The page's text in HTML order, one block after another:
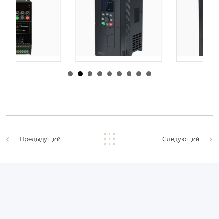
由admin |30 1 月,
2026
由admin |29 1 月,
Предыдущий Следующий